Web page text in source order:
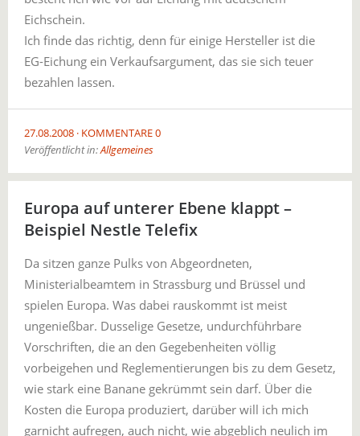
Eichschein.
Ich finde das richtig, denn für einige Hersteller ist die
EG-Eichung ein Verkaufsargument, das sie sich teuer
bezahlen lassen.
27.08.2008 KOMMENTARE 0
Veröffentlicht in:Allgemeines
Europa auf unterer Ebene klappt –
Beispiel Nestle Telefix
Da sitzen ganze Pulks von Abgeordneten,
Ministerialbeamtem in Strassburg und Brüssel und
spielen Europa. Was dabei rauskommt ist meist
ungenießbar. Dusselige Gesetze, undurchführbare
Vorschriften, die an den Gegebenheiten völlig
vorbeigehen und Reglementierungen bis zu dem Gesetz,
wie stark eine Banane gekrümmt sein darf. Über die
Kosten die Europa produziert, darüber will ich mich
garnicht aufregen, auch nicht, wie abgeblich neulich im